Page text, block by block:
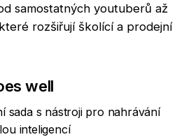
samostatných youtuberů až
rozšiřují školící a prodejní
well
sada s nástroji pro nahrávání
inteligencí